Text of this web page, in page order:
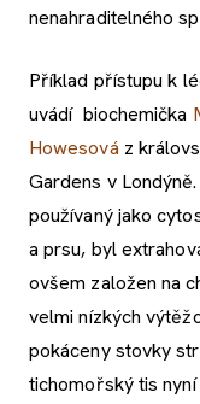
nenahraditelného
Příklad přístupu k
uvádí biochemička
Howesová z
Gardens v
používaný jako
a prsu, byl
ovšem založen na
velmi nízkých
pokáceny stovky
tichomořský tis